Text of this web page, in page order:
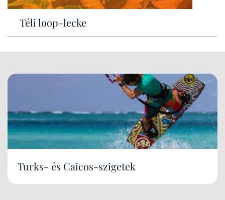
Téli loop-lecke
Turks- és Caicos-szigetek